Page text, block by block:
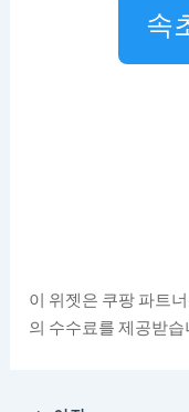
속
이 위젯은 쿠팡 파트
의 수수료를 제공받습